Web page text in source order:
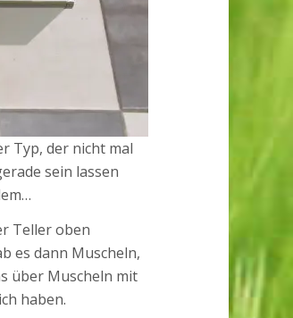
Typ, der nicht mal
sein lassen
Teller oben
es dann Muscheln,
über Muscheln mit
haben.